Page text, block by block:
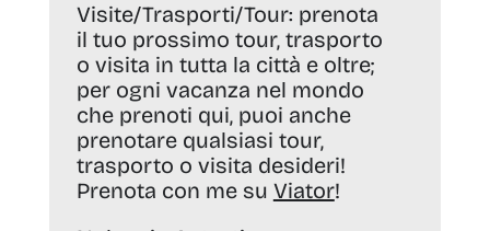
Visite/Trasporti/Tour: prenota
il tuo prossimo tour, trasporto
o visita in tutta la città e oltre;
per ogni vacanza nel mondo
che prenoti qui, puoi anche
prenotare qualsiasi tour,
trasporto o visita desideri!
Prenota con me su Viator!